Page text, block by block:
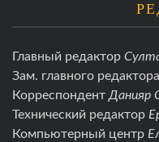
Главный редактор
Зам. главного редактора
КорреспондентДанияр
Технический редактор
Компьютерный центр